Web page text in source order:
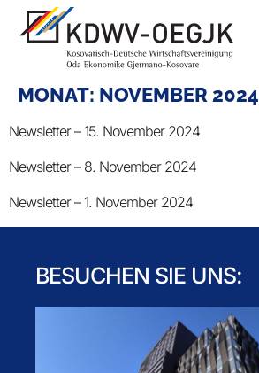
MONAT: NOVEMBER 2024
Newsletter – 15. November 2024
Newsletter – 8. November 2024
Newsletter – 1. November 2024
BESUCHEN SIE UNS: